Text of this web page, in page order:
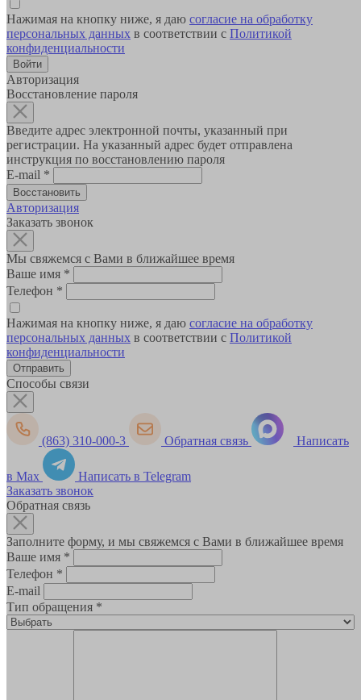
Нажимая на кнопку ниже, я даю согласие на обработку
персональных данных в соответствии с Политикой
конфиденциальности
Авторизация
Восстановление пароля
Введите адрес электронной почты, указанный при
регистрации. На указанный адрес будет отправлена
инструкция по восстановлению пароля
E-mail *
Авторизация
Заказать звонок
Мы свяжемся с Вами в ближайшее время
Ваше имя *
Телефон *
Нажимая на кнопку ниже, я даю согласие на обработку
персональных данных в соответствии с Политикой
конфиденциальности
Способы связи
(863) 310-000-3 Обратная связь Написать
в Max
Написать в Telegram
Заказать звонок
Обратная связь
Заполните форму, и мы свяжемся с Вами в ближайшее время
Ваше имя *
Телефон *
E-mail
Тип обращения *